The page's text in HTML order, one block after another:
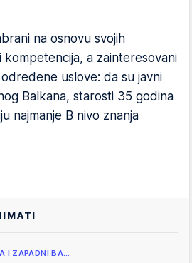
na osnovu svojih
kompetencija, a zainteresovani
uslove: da su javni
Balkana, starosti 35 godina
najmanje B nivo znanja
I ZAPADNI BA…